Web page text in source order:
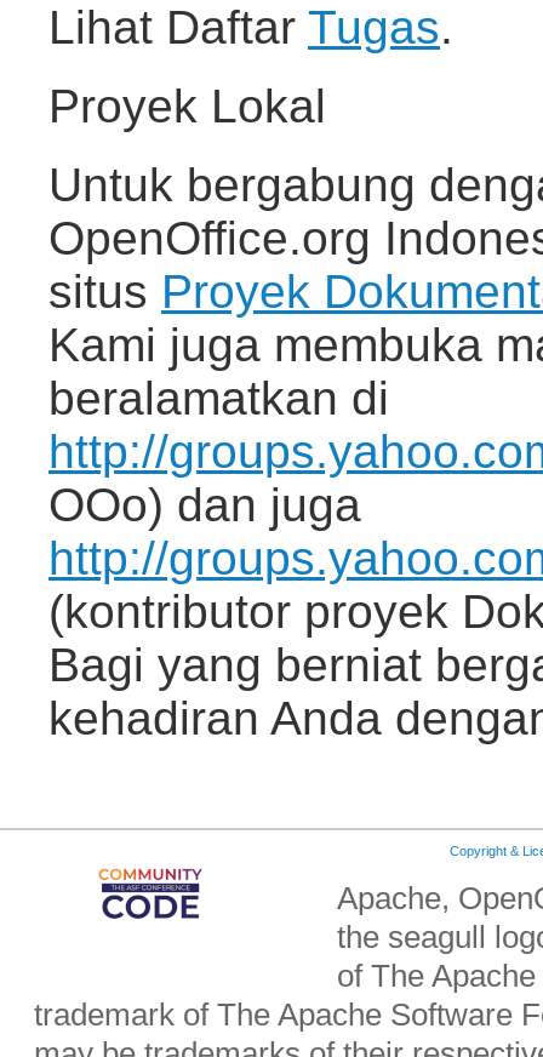
Lihat Daftar Tugas.
Proyek Lokal
Untuk bergabung
OpenOffice.org
situs Proyek
Kami juga membuka
beralamatkan di
http://
OOo) dan juga
http://
(kontributor proyek
Bagi yang berniat
kehadiran Anda
Copyright &
Apache,
the seagull
of The
trademark of The Apache Software